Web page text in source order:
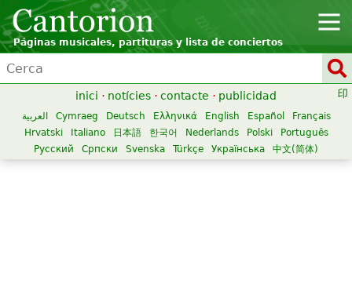
Páginas musicales, partituras y lista de conciertos
inici · notícies · contacte · publicidad
العربية Cymraeg Deutsch Ελληνικά English Español
Français
Hrvatski
Italiano 日本語 한국어 Nederlands Polski
Português
Русский
Српски Svenska Türkçe Українська 中文(简体)